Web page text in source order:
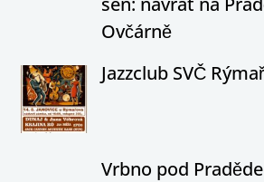
Ovčárně
Jazzclub SVČ
Vrbno pod